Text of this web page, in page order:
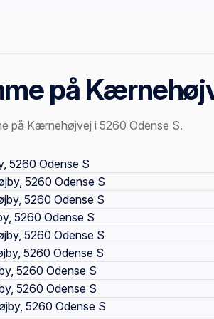
på
på Kærnehøjvej i 5260 Odense S.
5260 Odense S
5260 Odense S
5260 Odense S
5260 Odense S
5260 Odense S
5260 Odense S
5260 Odense S
5260 Odense S
5260 Odense S